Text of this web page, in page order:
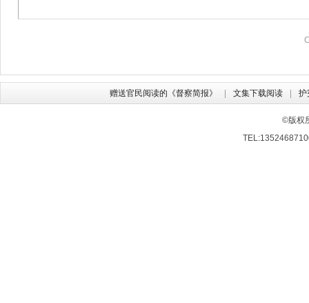
赠送官民阅读的《督察简报》 文集下载阅读 护
©版权